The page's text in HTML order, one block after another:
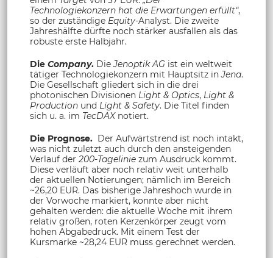
Technologiekonzern hat die Erwartungen erfüllt“,
so der zuständige Equity-Analyst. Die zweite
Jahreshälfte dürfte noch stärker ausfallen als das
robuste erste Halbjahr.
Die Company. DieJenoptik AG ist ein weltweit
tätiger Technologiekonzern mit Hauptsitz inJena.
Die Gesellschaft gliedert sich in die drei
photonischen Divisionen Light & Optics, Light &
Production und Light & Safety. Die Titel finden
sich u. a. im TecDAX notiert.
Die Prognose. Der Aufwärtstrend ist noch intakt,
was nicht zuletzt auch durch den ansteigenden
Verlauf der 200-Tagelinie zum Ausdruck kommt.
Diese verläuft aber noch relativ weit unterhalb
der aktuellen Notierungen; nämlich im Bereich
~26,20 EUR. Das bisherige Jahreshoch wurde in
der Vorwoche markiert, konnte aber nicht
gehalten werden: die aktuelle Woche mit ihrem
relativ großen, roten Kerzenkörper zeugt vom
hohen Abgabedruck. Mit einem Test der
Kursmarke ~28,24 EUR muss gerechnet werden.